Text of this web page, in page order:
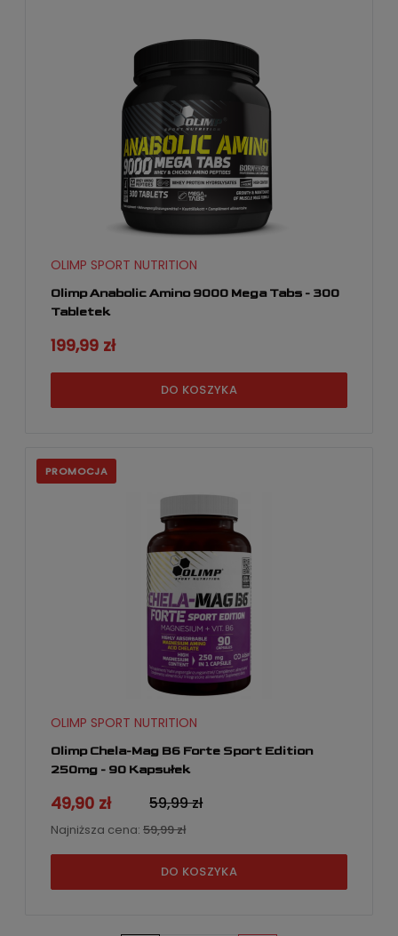
Olimp Anabolic Amino 9000 Mega Tabs - 300
Tabletek
OLIMP SPORT NUTRITION
199,99 zł
DO KOSZYKA
Olimp Chela-Mag B6 Forte Sport Edition
250mg - 90 Kapsułek
OLIMP SPORT NUTRITION
49,90 zł 59,99 zł
Najniższa cena: 59,99 zł
DO KOSZYKA
PROMOCJA